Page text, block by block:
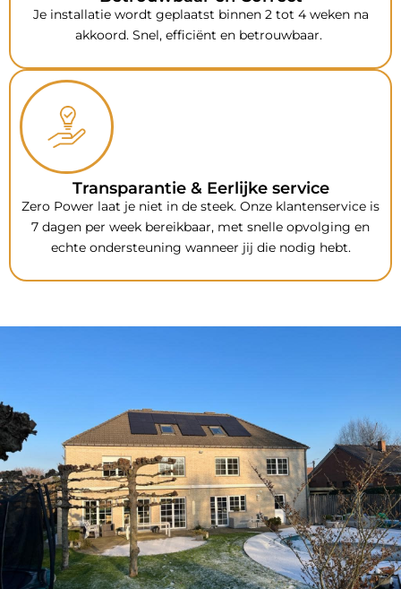
Je installatie wordt geplaatst binnen 2 tot 4 weken na
akkoord. Snel, efficiënt en betrouwbaar.
Transparantie & Eerlijke service
Zero Power laat je niet in de steek. Onze klantenservice is
7 dagen per week bereikbaar, met snelle opvolging en
echte ondersteuning wanneer jij die nodig hebt.